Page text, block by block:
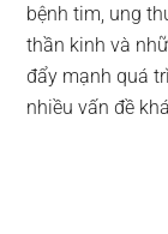
bệnh tim, ung
thần kinh và
đẩy mạnh quá
nhiều vấn đề